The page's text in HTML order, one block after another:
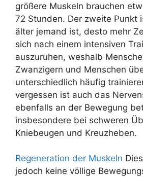
größere Muskeln brauchen
72 Stunden. Der zweite Punkt
älter jemand ist, desto mehr
sich nach einem intensiven
auszuruhen, weshalb
Zwanzigern und Menschen
unterschiedlich häufig
vergessen ist auch das
ebenfalls an der Bewegung
insbesondere bei schweren
Kniebeugen und Kreuzheben.
Regeneration der Muskeln
jedoch keine völlige